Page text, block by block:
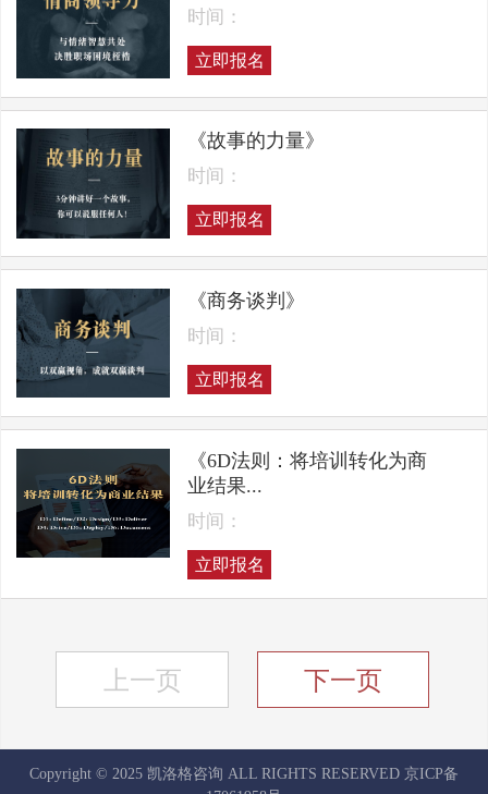
时间：
立即报名
《故事的力量》
时间：
立即报名
《商务谈判》
时间：
立即报名
《6D法则：将培训转化为商
业结果...
时间：
立即报名
上一页 下一页
Copyright © 2025 凯洛格咨询 ALL RIGHTS RESERVED 京ICP备